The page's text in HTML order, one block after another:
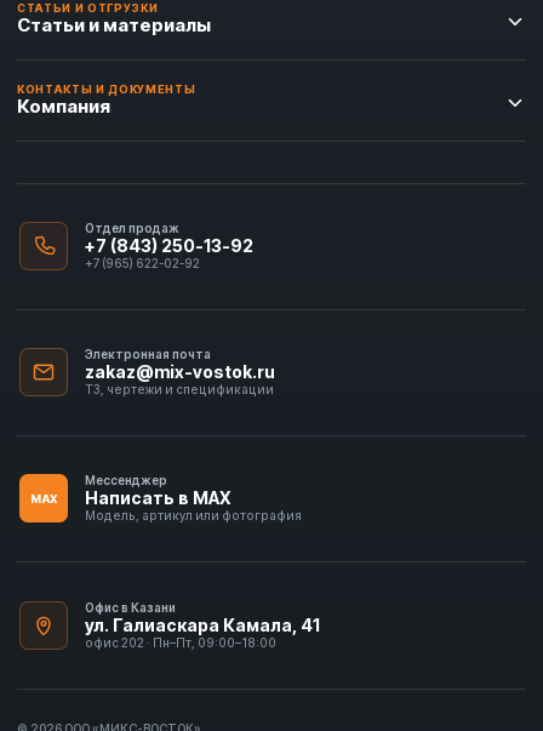
СТАТЬИ И ОТГРУЗКИ
Статьи и материалы
КОНТАКТЫ И ДОКУМЕНТЫ
Компания
Отдел продаж
+7 (843) 250-13-92
+7 (965) 622-02-92
Электронная почта
zakaz@mix-vostok.ru
ТЗ, чертежи и спецификации
MAX
Мессенджер
Написать в MAX
Модель, артикул или фотография
Офис в Казани
ул. Галиаскара Камала, 41
офис 202 · Пн–Пт, 09:00–18:00